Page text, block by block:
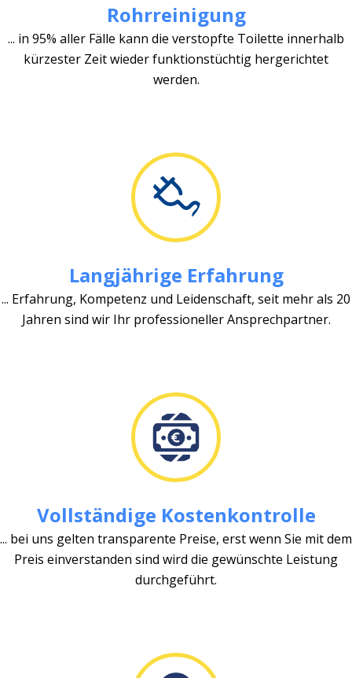
Rohrreinigung
... in 95% aller Fälle kann die verstopfte Toilette innerhalb
kürzester Zeit wieder funktionstüchtig hergerichtet
werden.
Langjährige Erfahrung
... Erfahrung, Kompetenz und Leidenschaft, seit mehr als 20
Jahren sind wir Ihr professioneller Ansprechpartner.
Vollständige Kostenkontrolle
... bei uns gelten transparente Preise, erst wenn Sie mit dem
Preis einverstanden sind wird die gewünschte Leistung
durchgeführt.